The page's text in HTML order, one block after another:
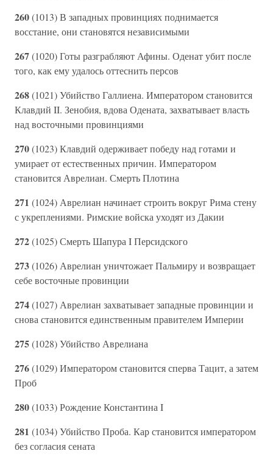
260(1013) В западных провинциях поднимается
восстание, они становятся независимыми
267(1020) Готы разграбляют Афины. Оденат убит после
того, как ему удалось оттеснить персов
268(1021) Убийство Галлиена. Императором становится
Клавдий II. Зенобия, вдова Одената, захватывает власть
над восточными провинциями
270(1023) Клавдий одерживает победу над готами и
умирает от естественных причин. Императором
становится Аврелиан. Смерть Плотина
271 (1024) Аврелиан начинает строить вокруг Рима стену
с укреплениями. Римские войска уходят из Дакии
272(1025) Смерть Шапура I Персидского
273(1026) Аврелиан уничтожает Пальмиру и возвращает
себе восточные провинции
274(1027) Аврелиан захватывает западные провинции и
снова становится единственным правителем Империи
275(1028) Убийство Аврелиана
276(1029) Императором становится сперва Тацит, а затем
Проб
280(1033) Рождение Константина I
281 (1034) Убийство Проба. Кар становится императором
без согласия сената